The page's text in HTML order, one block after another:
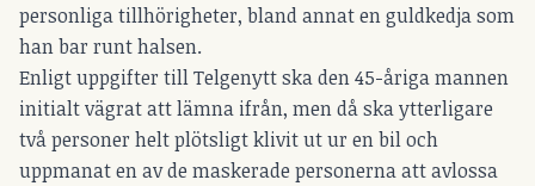
personliga tillhörigheter, bland annat en guldkedja som
han bar runt halsen.
Enligt uppgifter till Telgenytt ska den 45-åriga mannen
initialt vägrat att lämna ifrån, men då ska ytterligare
två personer helt plötsligt klivit ut ur en bil och
uppmanat en av de maskerade personerna att avlossa